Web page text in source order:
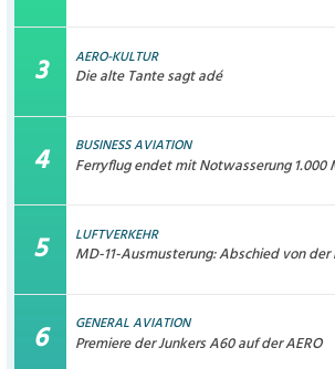
AERO-KULTUR
Die alte Tante sagt adé
BUSINESS AVIATION
Ferryflug endet mit Notwasserung 1.000
LUFTVERKEHR
MD-11-Ausmusterung: Abschied von der
GENERAL AVIATION
Premiere der Junkers A60 auf der AERO